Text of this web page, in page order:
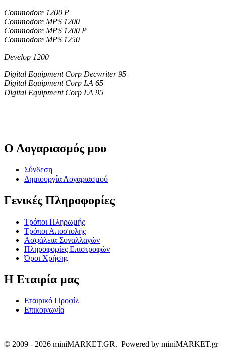
Commodore 1200 P
Commodore MPS 1200
Commodore MPS 1200 P
Commodore MPS 1250
Develop 1200
Digital Equipment Corp Decwriter 95
Digital Equipment Corp LA 65
Digital Equipment Corp LA 95
Ο Λογαριασμός μου
Σύνδεση
Δημιουργία Λογαριασμού
Γενικές Πληροφορίες
Τρόποι Πληρωμής
Τρόποι Αποστολής
Ασφάλεια Συναλλαγών
Πληροφορίες Επιστροφών
Όροι Χρήσης
Η Εταιρία μας
Εταιρικό Προφίλ
Επικοινωνία
© 2009 - 2026 miniMARKET.GR. Powered by miniMARKET.gr